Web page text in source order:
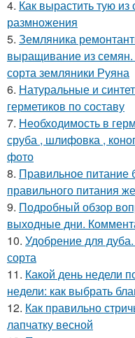
4. Как вырастить тую
размножения
5. Земляника
выращивание из семян.
сорта земляники Руяна
6. Натуральные и
герметиков по составу
7. Необходимость в
сруба , шлифовка ,
фото
8. Правильное
правильного питания
9. Подробный обзор
выходные дни.
10. Удобрение для
сорта
11. Какой день недели
недели: как выбрать
12. Как правильно
лапчатку весной